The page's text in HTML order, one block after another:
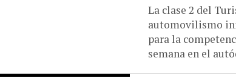
La clase 2 del
automovilismo
para la
semana en el